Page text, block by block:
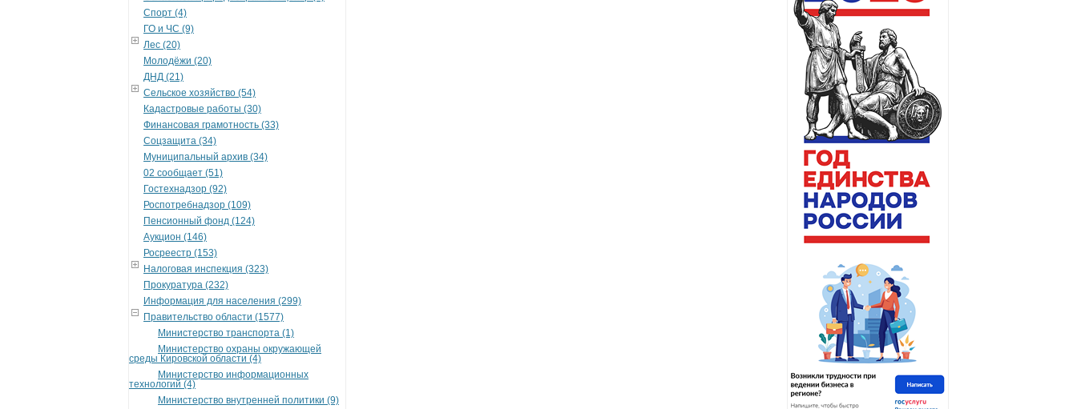
Спорт (4)
ГО и ЧС (9)
Лес (20)
Молодёжи (20)
ДНД (21)
Сельское хозяйство (54)
Кадастровые работы (30)
Финансовая грамотность (33)
Соцзащита (34)
Муниципальный архив (34)
02 сообщает (51)
Гостехнадзор (92)
Роспотребнадзор (109)
Пенсионный фонд (124)
Аукцион (146)
Росреестр (153)
Налоговая инспекция (323)
Прокуратура (232)
Информация для населения (299)
Правительство области (1577)
Министерство транспорта (1)
Министерство охраны окружающей
среды Кировской области (4)
Министерство информационных
технологий (4)
Министерство внутренней политики (9)